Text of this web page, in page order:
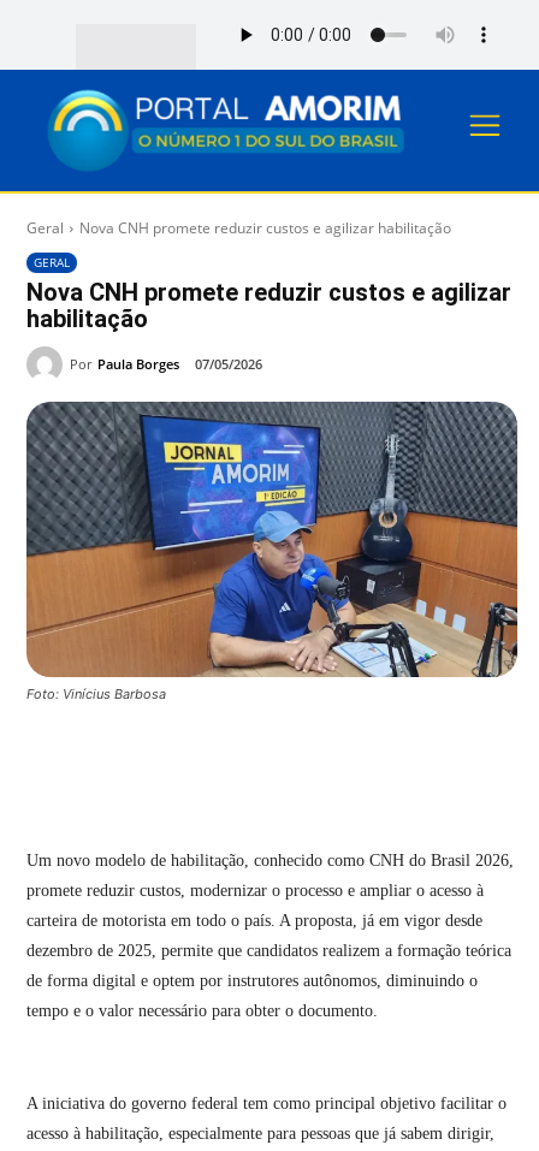
Geral Nova CNH promete reduzir custos e agilizar habilitação
GERAL
Nova CNH promete reduzir custos e agilizar
habilitação
Por Paula Borges 07/05/2026
Foto: Vinícius Barbosa
Um novo modelo de habilitação, conhecido como CNH do Brasil 2026,
promete reduzir custos, modernizar o processo e ampliar o acesso à
carteira de motorista em todo o país. A proposta, já em vigor desde
dezembro de 2025, permite que candidatos realizem a formação teórica
de forma digital e optem por instrutores autônomos, diminuindo o
tempo e o valor necessário para obter o documento.
A iniciativa do governo federal tem como principal objetivo facilitar o
acesso à habilitação, especialmente para pessoas que já sabem dirigir,